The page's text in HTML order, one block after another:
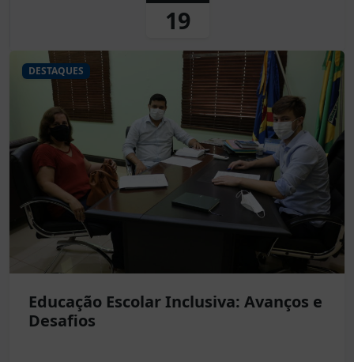
19
DESTAQUES
Educação Escolar Inclusiva: Avanços e
Desafios